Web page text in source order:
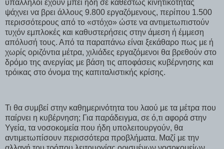
υπάλληλοι έχουν μπει ήδη σε καθεστώς κινητικότητας
ψάχνει να βρει άλλους 9.800 εργαζόμενους, περίπου 1.500
περισσότερους από το «στόχο» ώστε να αντιμετωπιστούν
τυχόν εμπλοκές και καθυστερήσεις στην άμεση ή έμμεση
απόλυσή τους. Από τα παραπάνω είναι ξεκάθαρο πως με ή
χωρίς οριζόντια μέτρα, χιλιάδες εργαζόμενοι θα βρεθούν στο
δρόμο της ανεργίας με βάση τις αποφάσεις κυβέρνησης και
τρόικας στο όνομα της καπιταλιστικής κρίσης.
Τι θα συμβεί στην καθημερινότητα του λαού με τα μέτρα που
παίρνει η κυβέρνηση; Για παράδειγμα, σε ό,τι αφορά στην
Υγεία, τα νοσοκομεία που ήδη υπολειτουργούν, θα
αντιμετωπίσουν περισσότερα προβλήματα. Μαζί με την